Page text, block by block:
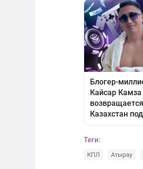
Теги:
КПЛ Атырау